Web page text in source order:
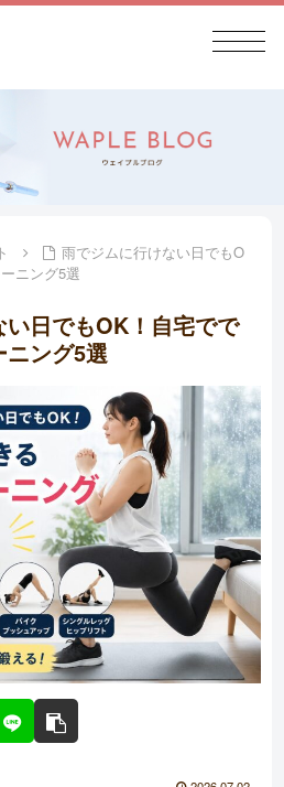
雨でジムに行けない日でもO
ニング5選
日でもOK！自宅でで
ニング5選